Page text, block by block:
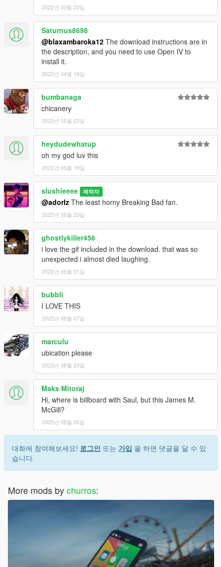
2022년 03월 22일
Saturnus8698
@blaxambaroka12 The download instructions are in
the description, and you need to use Open IV to
install it.
2022년 04월 16일
bumbanaga
chicanery
2022년 05월 03일
heydudewhatup
oh my god luv this
2022년 05월 19일
slushieeee 제작자
@adorlz The least horny Breaking Bad fan.
2022년 05월 23일
ghostlykiller456
i love the gif included in the download. that was so
unexpected i almost died laughing.
2022년 06월 01일
bubbli
I LOVE THIS
2022년 08월 07일
marculu
ubication please
2023년 08월 23일
Maks Mitoraj
Hi, where is billboard with Saul, but this James M.
McGill?
2025년 08월 05일
대화에 참여해보세요! 로그인 또는 가입 을 하면 댓글을 달 수 있
습니다.
More mods bychurros: